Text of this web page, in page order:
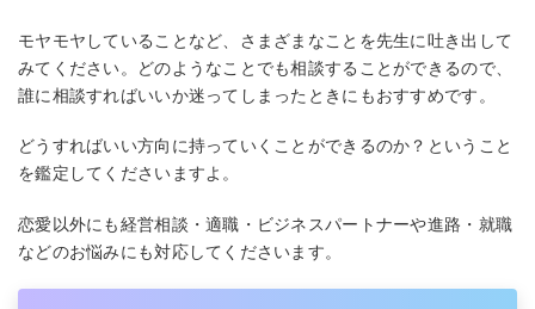
モヤモヤしていることなど、さまざまなことを先生に吐き出して
みてください。どのようなことでも相談することができるので、
誰に相談すればいいか迷ってしまったときにもおすすめです。
どうすればいい方向に持っていくことができるのか？ということ
を鑑定してくださいますよ。
恋愛以外にも経営相談・適職・ビジネスパートナーや進路・就職
などのお悩みにも対応してくださいます。